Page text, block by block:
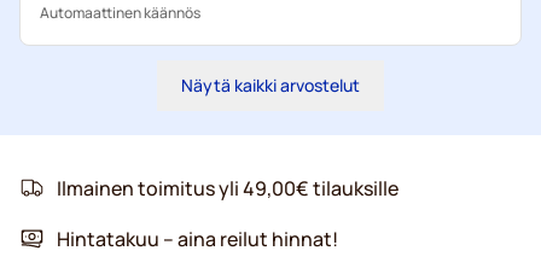
Automaattinen käännös
Näytä kaikki arvostelut
Ilmainen toimitus yli 49,00€ tilauksille
Hintatakuu – aina reilut hinnat!